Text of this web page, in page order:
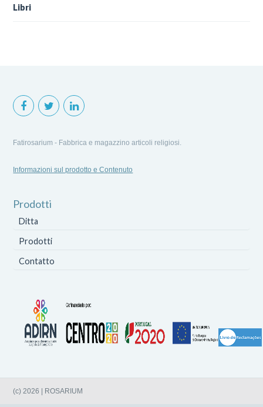
Libri
Fatirosarium - Fabbrica e magazzino articoli religiosi.
Informazioni sul prodotto e Contenuto
Prodotti
Ditta
Prodotti
Contatto
(c) 2026 | ROSARIUM